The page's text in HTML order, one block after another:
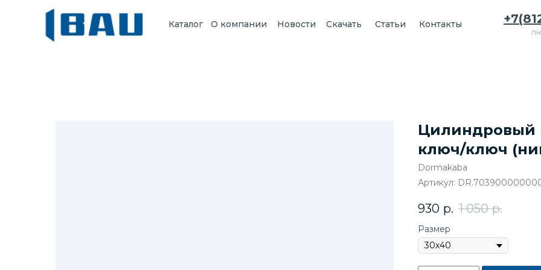
Каталог О компании Новости Статьи Контакты
Скачать
Цилиндровый
ключ/ключ
Dormakaba
Артикул:
930 р. 1 050 р.
Размер